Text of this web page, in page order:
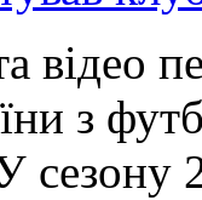
відео
з